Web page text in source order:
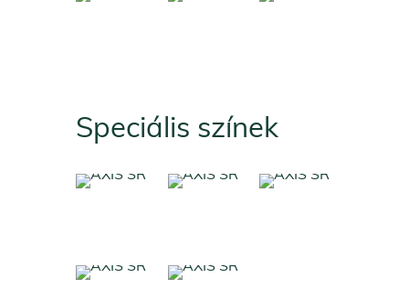
Speciális színek